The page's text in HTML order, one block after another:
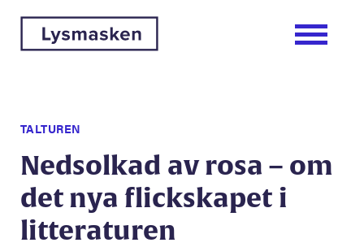
TALTUREN
Nedsolkad av rosa – om
det nya flickskapet i
litteraturen